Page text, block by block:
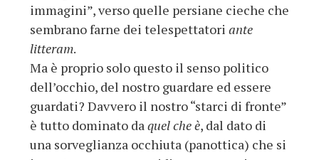
immagini”, verso quelle persiane cieche che
sembrano farne dei telespettatori ante
litteram.
Ma è proprio solo questo il senso politico
dell’occhio, del nostro guardare ed essere
guardati? Davvero il nostro “starci di fronte”
è tutto dominato daquel che è, dal dato di
una sorveglianza occhiuta (panottica) che si